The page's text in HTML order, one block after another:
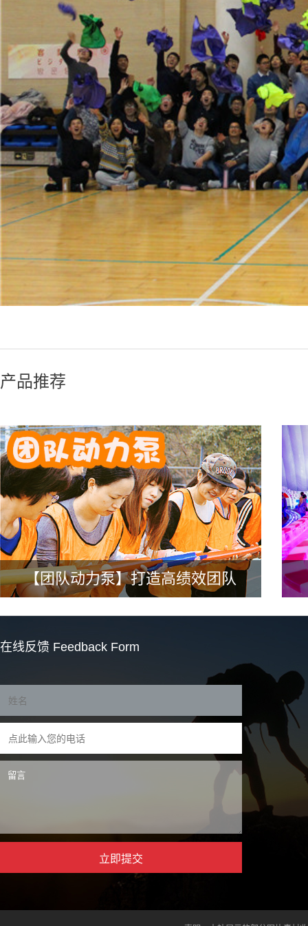
产品推荐
【团队动力泵】打造高绩效团队
在线反馈 Feedback Form